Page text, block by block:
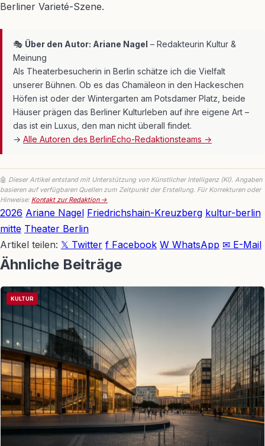
Berliner Varieté-Szene.
🎭 Über den Autor: Ariane Nagel – Redakteurin Kultur &
Meinung
Als Theaterbesucherin in Berlin schätze ich die Vielfalt
unserer Bühnen. Ob es das Chamäleon in den Hackeschen
Höfen ist oder der Wintergarten am Potsdamer Platz, beide
Häuser prägen das Berliner Kulturleben auf ihre eigene Art –
das ist ein Luxus, den man nicht überall findet.
→ Alle Autoren des BerlinEcho-Redaktionsteams →
🤖 Dieser Artikel entstand mit Unterstützung von Künstlicher Intelligenz (KI). Angaben
basieren auf verfügbaren Quellen zum Zeitpunkt der Erstellung. Für Korrekturen oder
Hinweise: Kontakt zur Redaktion →
2026 Link
Ariane Nagel Friedrichshain-Kreuzberg kultur-berlin
mitte Theater Berlin
Artikel teilen: 𝕏 Twitter f Facebook W WhatsApp ✉ E-Mail
Ähnliche Beiträge
KULTUR